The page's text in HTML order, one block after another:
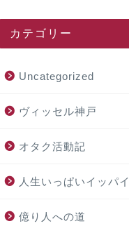
カテゴリー
Uncategorized
ヴィッセル神戸
オタク活動記
人生いっぱいイッパイ
億り人への道